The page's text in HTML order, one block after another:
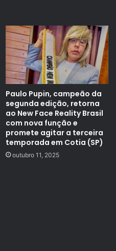
Paulo Pupin, campeão da
segunda edição, retorna
ao New Face Reality Brasil
com nova função e
promete agitar a terceira
temporada em Cotia (SP)
outubro 11, 2025